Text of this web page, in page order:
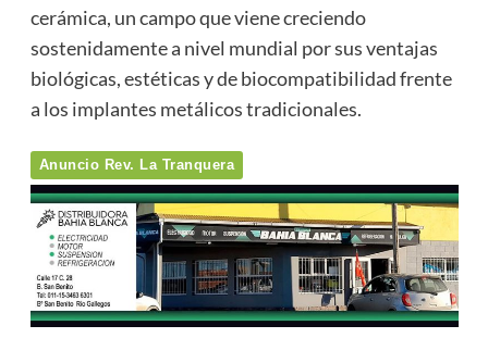
cerámica, un campo que viene creciendo
sostenidamente a nivel mundial por sus ventajas
biológicas, estéticas y de biocompatibilidad frente
a los implantes metálicos tradicionales.
Anuncio Rev. La Tranquera